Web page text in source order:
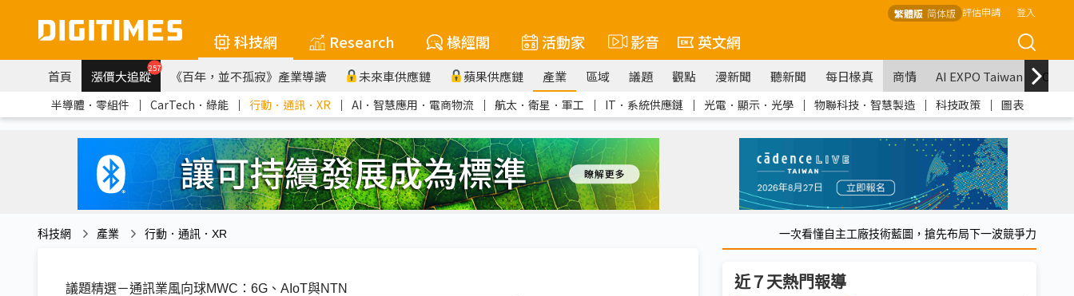
繁體版 简体版 評估申請 登入
科技網 Research 椽經閣 活動家 影音 英文網
首頁 漲價大追蹤257 《百年，並不孤寂》產業導讀 未來車供應鏈 蘋果供應鏈 產業 區域 議題 觀點 漫新聞 聽新聞 每日椽真 商情 AI EXPO Taiwan
半導體．零組件 ｜ CarTech．綠能 ｜ 行動．通訊．XR ｜ AI．智慧應用．電商物流 ｜ 航太．衛星．軍工 ｜ IT．系統供應鏈 ｜ 光電．顯示．光學 ｜ 物聯科技．智慧製造 ｜ 科技政策 ｜ 圖表
科技網 產業 行動．通訊．XR 一次看懂自主工廠技術藍圖，搶先布局下一波競爭力
議題精選－通訊業風向球MWC：6G、AIoT與NTN 近７天熱門報導